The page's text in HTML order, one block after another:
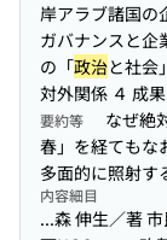
岸アラブ諸国の
ガバナンスと企
の「政治と社会
対外関係 ４ 成
要約等
なぜ絶
春」を経てもな
多面的に照射す
内容細目
...森 伸生／著